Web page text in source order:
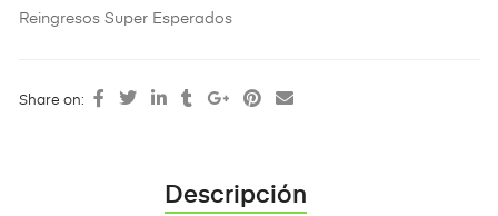
Reingresos Super Esperados
Share on:
Descripción